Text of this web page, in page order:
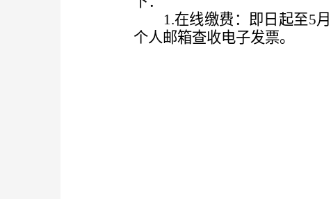
1.在线缴费：即日起至5
个人邮箱查收电子发票。